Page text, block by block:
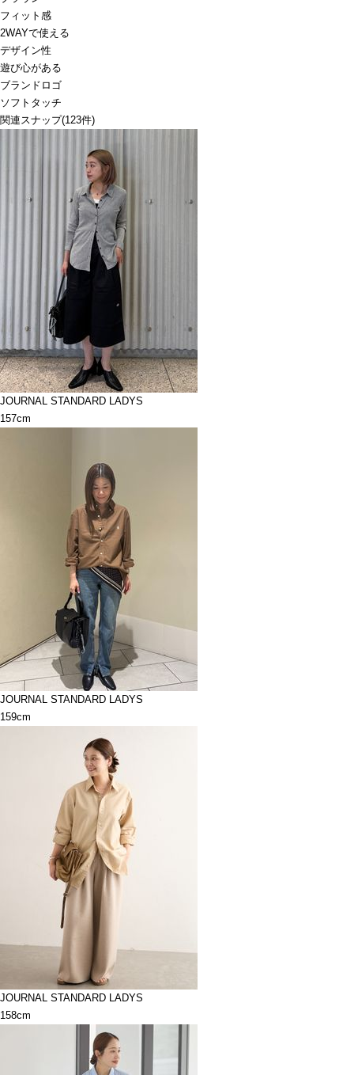
フィット感
2WAYで使える
デザイン性
遊び心がある
ブランドロゴ
ソフトタッチ
関連スナップ(123件)
JOURNAL STANDARD LADYS
157cm
JOURNAL STANDARD LADYS
159cm
JOURNAL STANDARD LADYS
158cm